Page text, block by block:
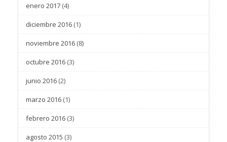
enero 2017 (4)
diciembre 2016 (1)
noviembre 2016 (8)
octubre 2016 (3)
junio 2016 (2)
marzo 2016 (1)
febrero 2016 (3)
agosto 2015 (3)